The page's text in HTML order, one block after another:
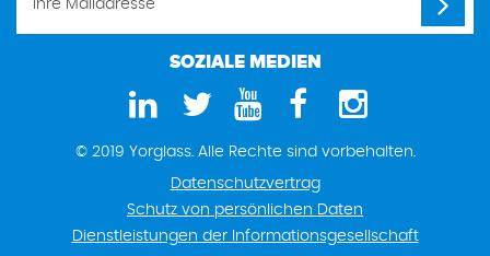
SOZIALE MEDIEN
© 2019 Yorglass. Alle Rechte sind vorbehalten.
Datenschutzvertrag
Schutz von persönlichen Daten
Dienstleistungen der Informationsgesellschaft